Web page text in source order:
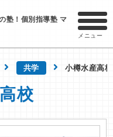
塾！個別指導塾 マ
メニュー
共学 小樽水産高校
校